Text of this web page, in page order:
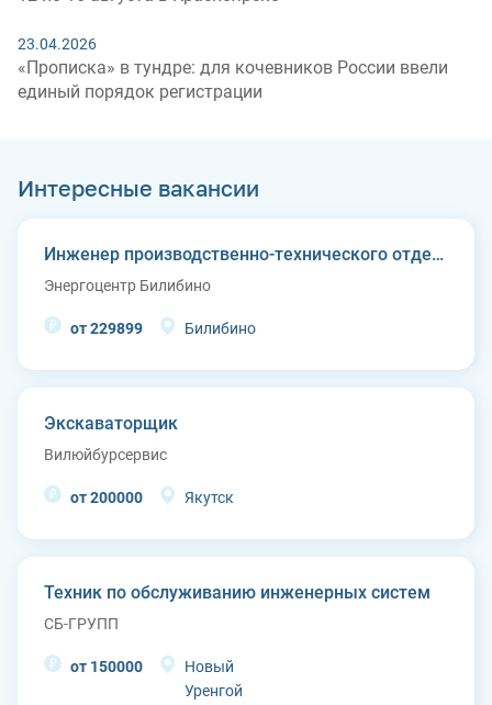
23.04.2026
«Прописка» в тундре: для кочевников России ввели
единый порядок регистрации
Интересные вакансии
Инженер производственно-технического отдела
Энергоцентр Билибино
от 229899 Билибино
Экскаваторщик
Вилюйбурсервис
от 200000 Якутск
Техник по обслуживанию инженерных систем
СБ-ГРУПП
от 150000
Новый
Уренгой